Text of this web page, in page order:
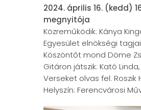
2024. április 16. (kedd)
megnyitója
Közreműködik: Kánya
Egyesület elnökségi tagjai
Köszöntőt mond Döme
Gitáron játszik: Kató
Verseket olvas fel: Roszik
Helyszín: Ferencvárosi